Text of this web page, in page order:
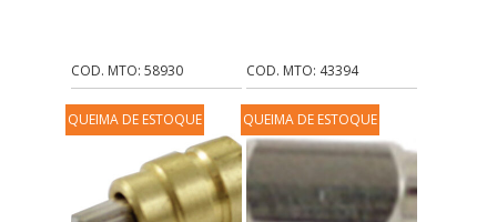
COD. MTO: 58930 COD. MTO: 43394
QUEIMA DE ESTOQUE QUEIMA DE ESTOQUE